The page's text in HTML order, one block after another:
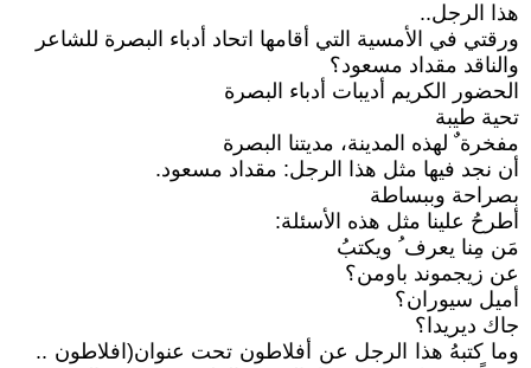
هذا الرجل..
ورقتي في الأمسية التي أقامها اتحاد أدباء البصرة للشاعر
والناقد مقداد مسعود؟
الحضور الكريم أديبات أدباء البصرة
تحية طيبة
مفخرة ٌ لهذه المدينة، مديتنا البصرة
أن نجد فيها مثل هذا الرجل: مقداد مسعود.
بصراحة وببساطة
أطرحُ علينا مثل هذه الأسئلة:
مَن مِنا يعرف ُ ويكتبُ
عن زيجموند باومن؟
أميل سيوران؟
جاك ديريدا؟
وما كتبهُ هذا الرجل عن أفلاطون تحت عنوان(افلاطون ..